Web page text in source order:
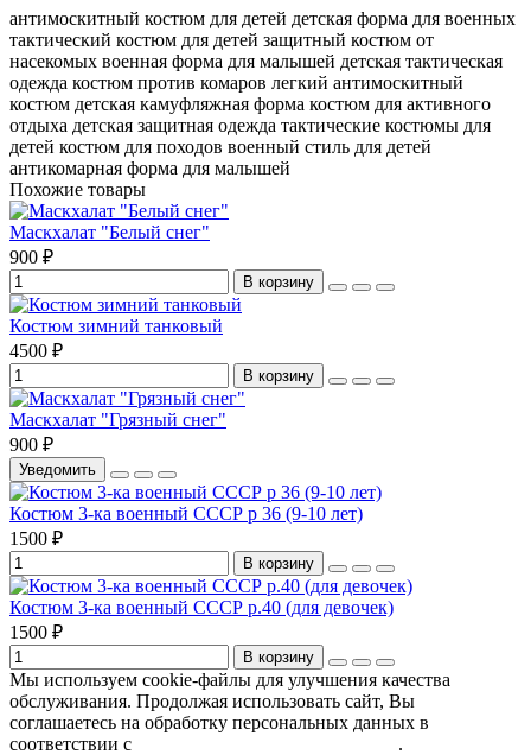
антимоскитный костюм для детей детская форма для военных
тактический костюм для детей защитный костюм от
насекомых военная форма для малышей детская тактическая
одежда костюм против комаров легкий антимоскитный
костюм детская камуфляжная форма костюм для активного
отдыха детская защитная одежда тактические костюмы для
детей костюм для походов военный стиль для детей
антикомарная форма для малышей
Похожие товары
Маскхалат "Белый снег"
900 ₽
В корзину
Костюм зимний танковый
4500 ₽
В корзину
Маскхалат "Грязный снег"
900 ₽
Уведомить
Костюм 3-ка военный СССР р 36 (9-10 лет)
1500 ₽
В корзину
Костюм 3-ка военный СССР р.40 (для девочек)
1500 ₽
В корзину
Мы используем cookie-файлы для улучшения качества
обслуживания. Продолжая использовать сайт, Вы
соглашаетесь на обработку персональных данных в
соответствии с
.